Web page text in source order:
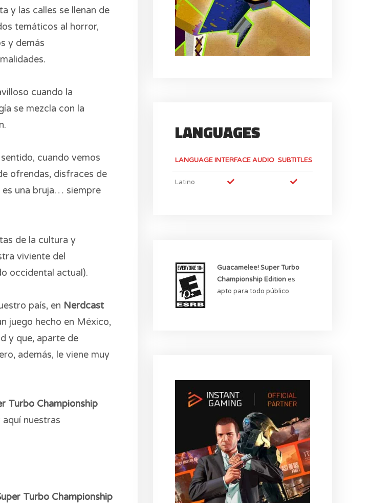
y las calles se llenan de
temáticos al horror,
y demás
cuando la
se mezcla con la
cuando vemos
ofrendas, disfraces de
es una bruja… siempre
de la cultura y
viviente del
occidental actual).
país, en Nerdcast
juego hecho en México,
y que, aparte de
además, le viene muy
Turbo Championship
aquí nuestras
Turbo Championship
LANGUAGES
LANGUAGEINTERFACEAUDIO SUBTITLES
Latino
Guacamelee! Super Turbo
Championship Editiones
apto para todo público.